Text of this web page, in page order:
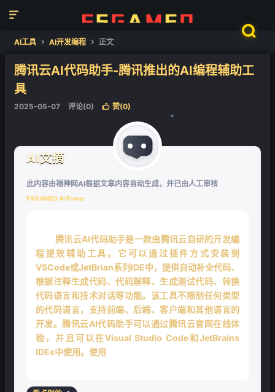


AI工具  AI开发编程  正文
腾讯云AI代码助手-腾讯推出的AI编程辅助工
具
2025-05-07 评论(0)  赞(0)
AI文摘
此内容由福神网AI根据文章内容自动生成，并已由人工审核
FSGAMEO AI Power
腾讯云AI代码助手是一款由腾讯云自研的开发编
程提效辅助工具。它可以通过插件方式安装到
VSCode或JetBrian系列IDE中，提供自动补全代码、
根据注释生成代码、代码解释、生成测试代码、转换
代码语言和技术对话等功能。该工具不限制任何类型
的代码语言，支持前端、后端、客户端和其他语言的
开发。腾讯云AI代码助手可以通过腾讯云官网在线体
验，并且可以在Visual Studio Code和JetBrains
IDEs中使用。使用方法是直接在插件市场安装
❄